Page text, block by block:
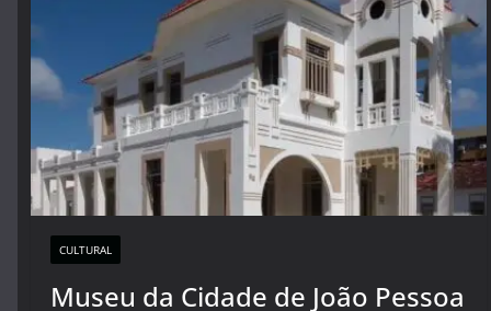
CULTURAL
Museu da Cidade de João Pessoa